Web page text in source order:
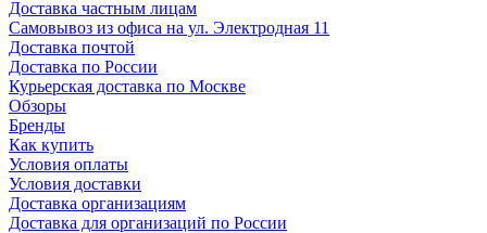
Доставка частным лицам
Самовывоз из офиса на ул. Электродная 11
Доставка почтой
Доставка по России
Курьерская доставка по Москве
Обзоры
Бренды
Как купить
Условия оплаты
Условия доставки
Доставка организациям
Доставка для организаций по России